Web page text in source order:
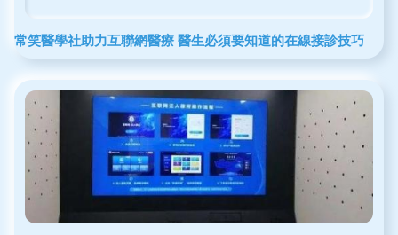
常笑醫學社助力互聯網醫療 醫生必須要知道的在線接診技巧